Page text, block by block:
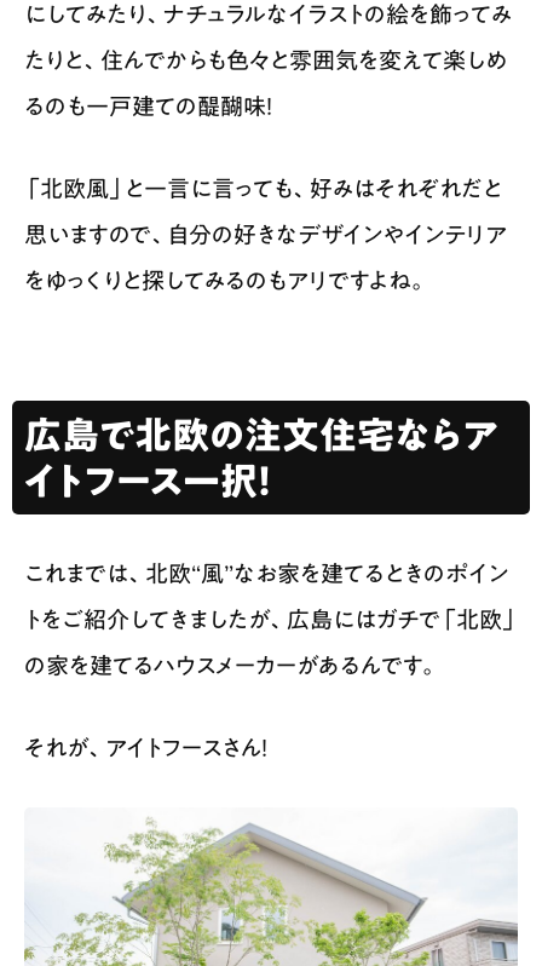
にしてみたり、ナチュラルなイラストの絵を飾ってみ
たりと、住んでからも色々と雰囲気を変えて楽しめ
るのも一戸建ての醍醐味！
「北欧風」と一言に言っても、好みはそれぞれだと
思いますので、自分の好きなデザインやインテリア
をゆっくりと探してみるのもアリですよね。
広島で北欧の注文住宅ならア
イトフース一択！
これまでは、北欧“風”なお家を建てるときのポイン
トをご紹介してきましたが、広島にはガチで「北欧」
の家を建てるハウスメーカーがあるんです。
それが、アイトフースさん！